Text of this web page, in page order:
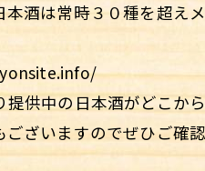
酒は常時３０種を超え
供中の日本酒がどこか
ざいますのでぜひご確認